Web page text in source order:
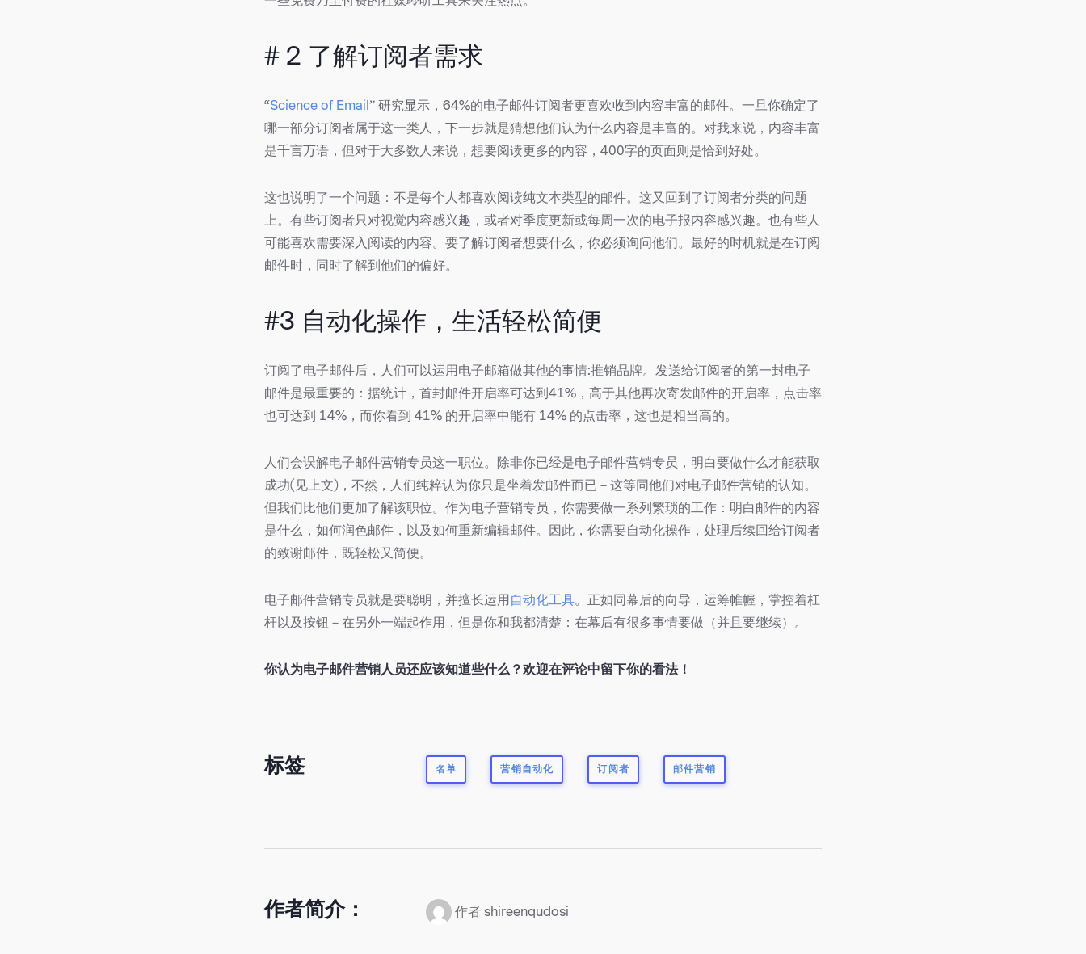
# 2 了解订阅者需求
“Science of Email” 研究显示，64%的电子邮件订阅者更喜欢收到内容丰富的邮件。一旦你确定了
哪一部分订阅者属于这一类人，下一步就是猜想他们认为什么内容是丰富的。对我来说，内容丰富
是千言万语，但对于大多数人来说，想要阅读更多的内容，400字的页面则是恰到好处。
这也说明了一个问题：不是每个人都喜欢阅读纯文本类型的邮件。这又回到了订阅者分类的问题
上。有些订阅者只对视觉内容感兴趣，或者对季度更新或每周一次的电子报内容感兴趣。也有些人
可能喜欢需要深入阅读的内容。要了解订阅者想要什么，你必须询问他们。最好的时机就是在订阅
邮件时，同时了解到他们的偏好。
#3 自动化操作，生活轻松简便
订阅了电子邮件后，人们可以运用电子邮箱做其他的事情:推销品牌。发送给订阅者的第一封电子
邮件是最重要的：据统计，首封邮件开启率可达到41%，高于其他再次寄发邮件的开启率，点击率
也可达到 14%，而你看到 41% 的开启率中能有 14% 的点击率，这也是相当高的。
人们会误解电子邮件营销专员这一职位。除非你已经是电子邮件营销专员，明白要做什么才能获取
成功(见上文)，不然，人们纯粹认为你只是坐着发邮件而已－这等同他们对电子邮件营销的认知。
但我们比他们更加了解该职位。作为电子营销专员，你需要做一系列繁琐的工作：明白邮件的内容
是什么，如何润色邮件，以及如何重新编辑邮件。因此，你需要自动化操作，处理后续回给订阅者
的致谢邮件，既轻松又简便。
电子邮件营销专员就是要聪明，并擅长运用 自动化工具。正如同幕后的向导，运筹帷幄，掌控着杠
杆以及按钮－在另外一端起作用，但是你和我都清楚：在幕后有很多事情要做（并且要继续）。
你认为电子邮件营销人员还应该知道些什么？欢迎在评论中留下你的看法！
标签 名单 营销自动化 订阅者 邮件营销
作者简介： 作者 shireenqudosi